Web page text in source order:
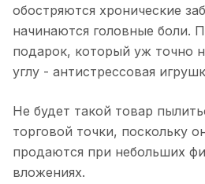
обостряются хронические
начинаются головные боли.
подарок, который уж точно
углу - антистрессовая
Не будет такой товар
торговой точки, поскольку
продаются при небольших
вложениях.